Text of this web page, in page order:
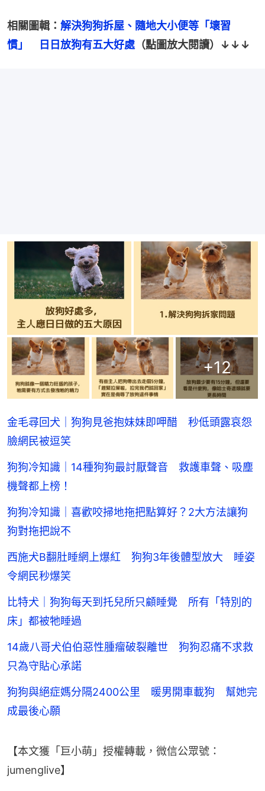
相關圖輯： 解決狗狗拆屋、隨地大小便等「壞習
慣」　日日放狗有五大好處（點圖放大閱讀）↓↓↓
+12
金毛尋回犬｜狗狗見爸抱妹妹即呷醋 秒低頭露哀怨
臉網民被逗笑
狗狗冷知識｜14種狗狗最討厭聲音 救護車聲、吸塵
機聲都上榜！
狗狗冷知識｜喜歡咬掃地拖把點算好？2大方法讓狗
狗對拖把說不
西施犬B翻肚睡網上爆紅 狗狗3年後體型放大 睡姿
令網民秒爆笑
比特犬｜狗狗每天到托兒所只顧睡覺 所有「特別的
床」都被牠睡過
14歲八哥犬伯伯惡性腫瘤破裂離世 狗狗忍痛不求救
只為守貼心承諾
狗狗與絕症媽分隔2400公里 暖男開車載狗 幫她完
成最後心願
【本文獲「巨小萌」授權轉載，微信公眾號：
jumenglive】